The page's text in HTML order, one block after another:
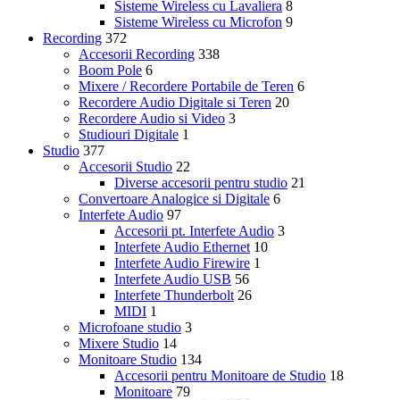
Sisteme Wireless cu Lavaliera 8
Sisteme Wireless cu Microfon 9
Recording 372
Accesorii Recording 338
Boom Pole 6
Mixere / Recordere Portabile de Teren 6
Recordere Audio Digitale si Teren 20
Recordere Audio si Video 3
Studiouri Digitale 1
Studio 377
Accesorii Studio 22
Diverse accesorii pentru studio 21
Convertoare Analogice si Digitale 6
Interfete Audio 97
Accesorii pt. Interfete Audio 3
Interfete Audio Ethernet 10
Interfete Audio Firewire 1
Interfete Audio USB 56
Interfete Thunderbolt 26
MIDI 1
Microfoane studio 3
Mixere Studio 14
Monitoare Studio 134
Accesorii pentru Monitoare de Studio 18
Monitoare 79